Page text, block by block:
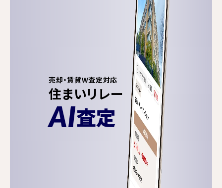
売却・賃貸W査定対応
住まいリレー
AI査定